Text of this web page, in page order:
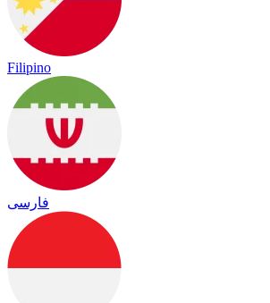
Filipino
فارسی